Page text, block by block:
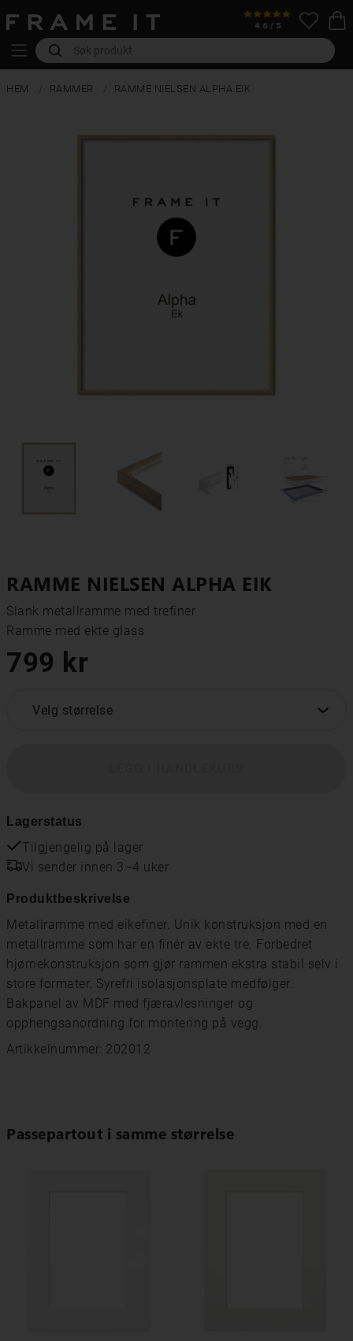
HEM RAMMER RAMME NIELSEN ALPHA EIK
RAMME NIELSEN ALPHA EIK
Slank metallramme med trefiner
Ramme med ekte glass
799 kr
Velg størrelse
Lagerstatus
Tilgjengelig på lager
Vi sender innen 3–4 uker
Produktbeskrivelse
Metallramme med eikefiner. Unik konstruksjon med en
metallramme som har en finér av ekte tre. Forbedret
hjørnekonstruksjon som gjør rammen ekstra stabil selv i
store formater. Syrefri isolasjonsplate medfølger.
Bakpanel av MDF med fjæravlesninger og
opphengsanordning for montering på vegg.
Artikkelnummer: 202012
Passepartout i samme størrelse